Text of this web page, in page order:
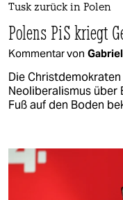
Tusk zurück in Polen
Polens PiS kriegt
Kommentar von
Die
Neoliberalismus über
Fuß auf den Boden